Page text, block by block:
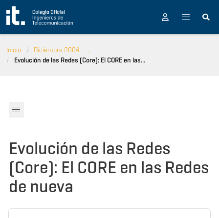
Pasar al contenido principal
Inicio
Diciembre 2004 - ...
Evolución de las Redes (Core): El CORE en las...
Evolución de las Redes
(Core): El CORE en las Redes
de nueva